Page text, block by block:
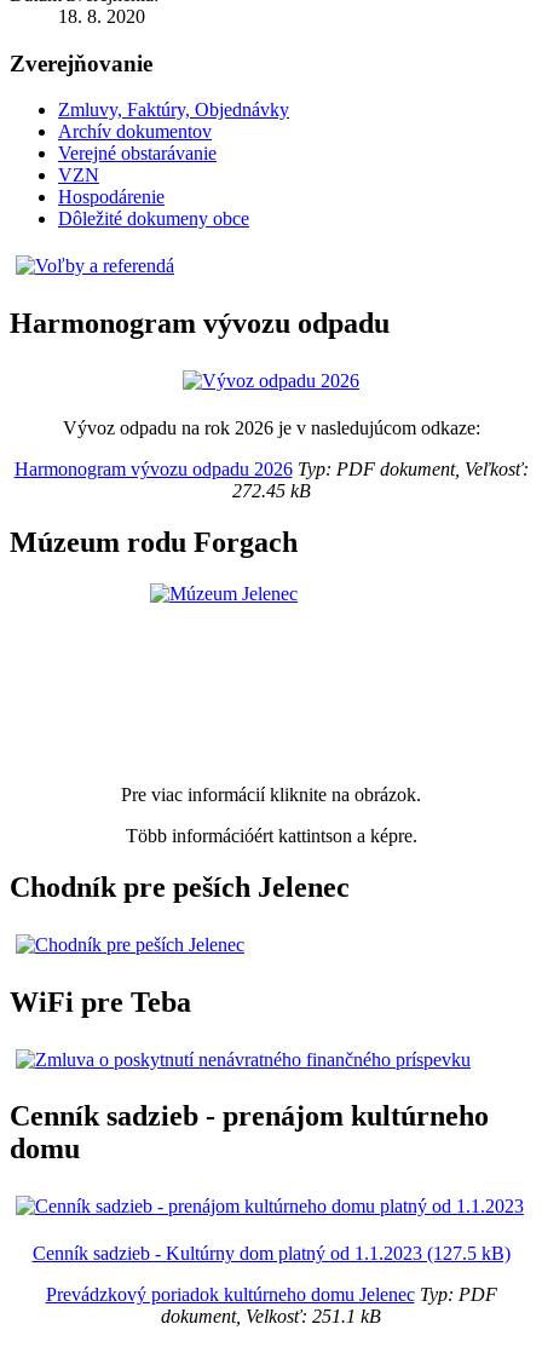
18. 8. 2020
Zverejňovanie
Zmluvy, Faktúry, Objednávky
Archív dokumentov
Verejné obstarávanie
VZN
Hospodárenie
Dôležité dokumeny obce
Harmonogram vývozu odpadu
Vývoz odpadu na rok 2026 je v nasledujúcom odkaze:
Harmonogram vývozu odpadu 2026Typ: PDF dokument, Veľkosť:
272.45 kB
Múzeum rodu Forgach
Pre viac informácií kliknite na obrázok.
Több információért kattintson a képre.
Chodník pre peších Jelenec
WiFi pre Teba
Cenník sadzieb - prenájom kultúrneho
domu
Cenník sadzieb - Kultúrny dom platný od 1.1.2023 (127.5 kB)
Prevádzkový poriadok kultúrneho domu JelenecTyp: PDF
dokument, Velkosť: 251.1 kB